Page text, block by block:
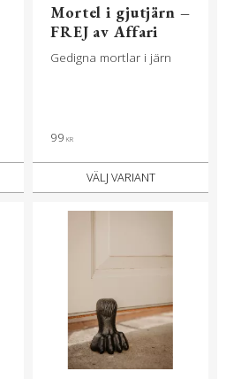
Mortel i gjutjärn –
FREJ av Affari
Gedigna mortlar i järn
99 KR